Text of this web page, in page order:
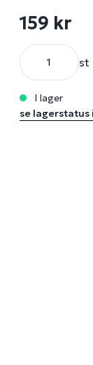
159 kr
st
i lager
se lagerstatus